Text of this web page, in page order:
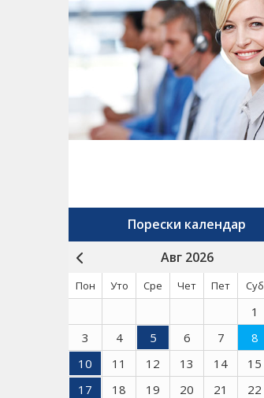
Порески календар
Авг 2026
Пон Уто Сре Чет Пет Суб
1
3
4 5 6 7 8
10
11 12 13 14 15
17
18 19 20 21 22